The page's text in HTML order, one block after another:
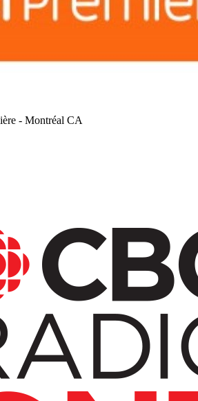
- Montréal CA